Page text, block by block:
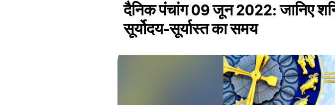
दैनिक पंचांग 09 जून 2022: जानिए
सूर्योदय-सूर्यास्त का समय